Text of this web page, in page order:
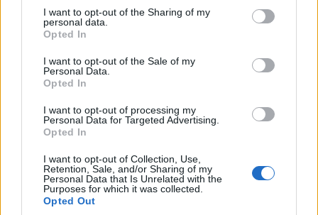
not limited to your visit or usage behaviour. You may click to
grant or deny consent to Google and its third-party tags to
use your data for below specified purposes in below Google
consent section.
I want to opt-out of the Sharing of my
personal data.
Opted In
I want to opt-out of the Sale of my
Personal Data.
Opted In
I want to opt-out of processing my
Personal Data for Targeted Advertising.
Opted In
I want to opt-out of Collection, Use,
Retention, Sale, and/or Sharing of my
Personal Data that Is Unrelated with the
Purposes for which it was collected.
Opted Out
Pour les conversations, ils facturent des frais TX et des
frais de partenaire de conversion, le cas échéant.
Ils ne facturent que des frais d’émission de pièces pour
tout retrait.
Pièces de monnaie prises en charge par les
paiements par pièces
Le Coinpayments est un portefeuille multi-pièces. Il prend
en charge plus de 1000 types de pièces. La liste détaillée
des pièces prises en charge par Coinpayments est
donnéeICI.